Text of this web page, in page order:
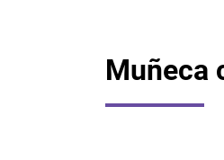
Muñeca